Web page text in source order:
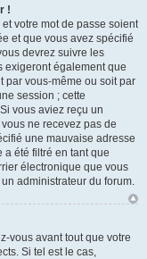
!
votre mot de passe soient
et que vous avez spécifié
devrez suivre les
exigeront également que
par vous-même ou soit par
session ; cette
vous aviez reçu un
ne recevez pas de
une mauvaise adresse
été filtré en tant que
électronique que vous
administrateur du forum.
vous avant tout que votre
Si tel est le cas,